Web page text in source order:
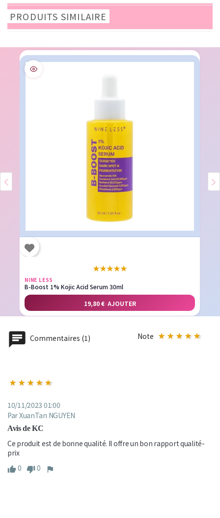
PRODUITS SIMILAIRE
★★★★★
NINE LESS
B-Boost 1% Kojic Acid Serum 30ml
19,80 €·AJOUTER
Commentaires (1) Note
10/11/2023 01:00
Par XuanTan NGUYEN
Avis de KC
Ce produit est de bonne qualité. Il offre un bon rapport qualité-
prix
0
0